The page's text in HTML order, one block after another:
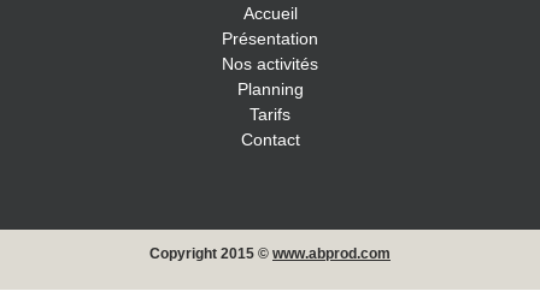
Accueil
Présentation
Nos activités
Planning
Tarifs
Contact
Copyright 2015 © www.abprod.com